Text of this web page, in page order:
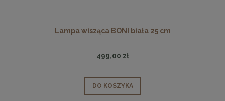
Lampa wisząca BONI biała 25 cm
499,00 zł
DO KOSZYKA